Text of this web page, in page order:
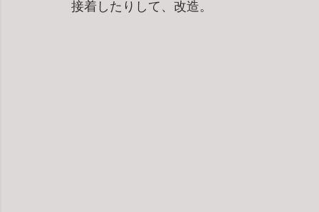
接着したりして、改造。